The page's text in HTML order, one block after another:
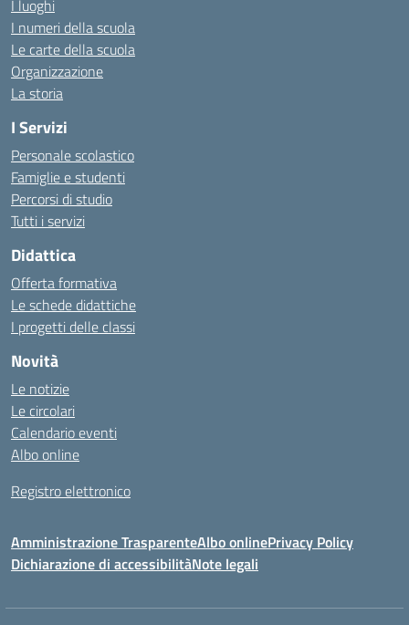
I luoghi
I numeri della scuola
Le carte della scuola
Organizzazione
La storia
I Servizi
Personale scolastico
Famiglie e studenti
Percorsi di studio
Tutti i servizi
Didattica
Offerta formativa
Le schede didattiche
I progetti delle classi
Novità
Le notizie
Le circolari
Calendario eventi
Albo online
Registro elettronico
Amministrazione TrasparenteAlbo onlinePrivacy Policy
Dichiarazione di accessibilitàNote legali